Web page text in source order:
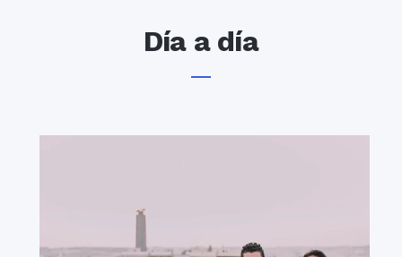
El Real Alcázar
aquel que lo desee.
más alta de esta
parecido a un banco
Día a día